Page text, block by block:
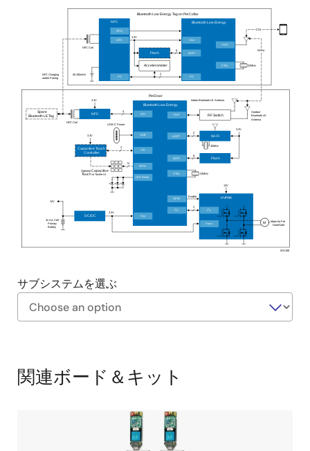
統合型二拠点位置測位技術は、接続されたホーム空
間内でペットの出入りを管理する安定かつ高精度な
追跡・性能を提供すると同時に、ペットが迷子にな
った場合や屋外にいる場合のグローバル位置情報に
対する安全対策も対応
小型で低消費電力のタグはペット用首輪に簡単に装
着でき、動作時のバッテリ持続時間を延長し、長期
間の追跡が可能
NFCにより、タグとドア間の迅速なペアリングが可
能となり、簡単なセットアップを実現、また、ドア
ソケットに保管された予備タグの充電機能を備えて
おり、容易にタグの交換や取り替えが可能
多彩なHMIオプションには、触覚式または静電容量
式タッチインタフェースとLEDドライバが含まれ、
ユーザエクスペリエンスを向上させると同時に、部
洗練された形状を実現
Wi-Fi®とBluetooth LEの接続により、スマートホー
ム統合、モバイルアプリによる制御、システムのカ
グナルICでペット用ドア (またはロック) の開閉を実
現し、コンパクトな部品数で信頼性の高い性能を確
interactive
NFC Coil
50-100mAh
NFC Coil
Flash
Accelerometer
Wi-Fi
CSL
Indoor Bluetooth LE Antenna
Outdoor
Bluetooth LE
Antenna
NFC
32MHz
6
2
3.3V
Spare
Bluetooth LE Tag
RF Switch
WiRa
2
4
USB-C Power
WS106
3x AA Cell
Primary
Battery
DC/DC
Motor for Pet
Door/Gate
3.3V
2
12V
3.3V
12V
3.3V
N
Bluetooth Low Energy Tag on Pet Collar
NFC Charging
and/or Pairing
Flash
6
Capacitive Touch
Controller
2
OptionalCapacitive
Touchor Tactile UI 32MHz
40MHz
Enable
3.3V
NFC
LDO
GPO
2C
Bluetooth Low Energy
VBAT
PHY
QSPI
2C
XTAL
HVPAK
V
I2C
M
Bluetooth Low Energy
SPI PHY
UART
USB
V
I2C
LED Driver
GPIO
QSPI
2C
XTAL
GPIO
Pet Door
サブシステムを選ぶ
Diagram
関連ボード＆キット